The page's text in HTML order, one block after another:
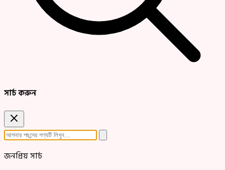
সার্চ করুন
জনপ্রিয় সার্চ